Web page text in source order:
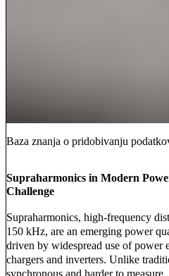
Baza znanja o pridobivanju
Supraharmonics in Modern
Challenge
Supraharmonics, high-frequency
150 kHz, are an emerging power
driven by widespread use of power
chargers and inverters. Unlike
synchronous and harder to